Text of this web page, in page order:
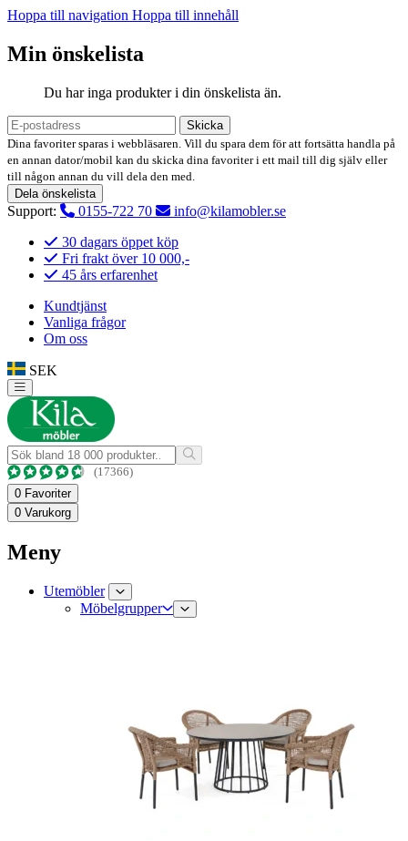
Hoppa till navigation Hoppa till innehåll
Min önskelista
Du har inga produkter i din önskelista än.
Skicka
Dina favoriter sparas i webbläsaren. Vill du spara dem för att fortsätta handla på
en annan dator/mobil kan du skicka dina favoriter i ett mail till dig själv eller
till någon annan du vill dela den med.
Dela önskelista
Support: 0155-722 70
info@kilamobler.se
30 dagars öppet köp
Fri frakt över 10 000,-
45 års erfarenhet
Kundtjänst
Vanliga frågor
Om oss
SEK
(17366)
0 Favoriter
0 Varukorg
Meny
Utemöbler
Möbelgrupper